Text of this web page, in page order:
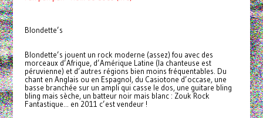
Blondette’s
Blondette’s jouent un rock moderne (assez) fou avec des
morceaux d’Afrique, d’Amérique Latine (la chanteuse est
péruvienne) et d’autres régions bien moins fréquentables. Du
chant en Anglais ou en Espagnol, du Casiotone d’occase, une
basse branchée sur un ampli qui casse le dos, une guitare bling
bling mais sèche, un batteur noir mais blanc : Zouk Rock
Fantastique... en 2011 c’est vendeur !